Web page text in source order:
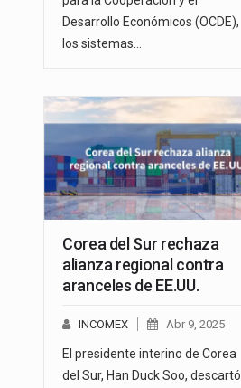
Desarrollo Económicos (OCDE),
los sistemas…
Corea del Sur rechaza
alianza regional contra
aranceles de EE.UU.
INCOMEX Abr 9, 2025
El presidente interino de Corea
del Sur, Han Duck Soo, descartó